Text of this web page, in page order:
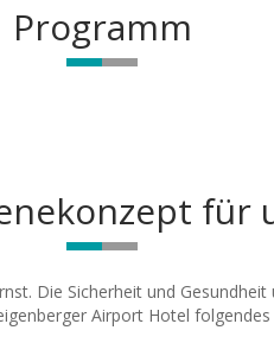
Programm
für
Die Sicherheit und
Airport Hotel